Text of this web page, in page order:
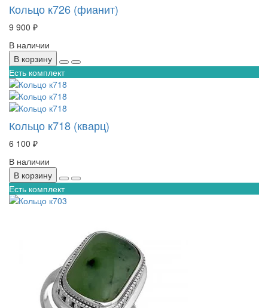
Кольцо к726 (фианит)
9 900 ₽
В наличии
В корзину
Есть комплект
Кольцо к718 (кварц)
6 100 ₽
В наличии
В корзину
Есть комплект